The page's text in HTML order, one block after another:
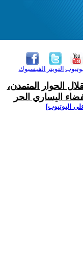
الفيسبوك التويتر
الحوار المتمدن،
اليساري الحر
اليوتيوب]